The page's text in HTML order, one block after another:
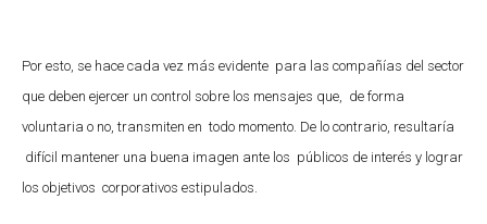
Por esto, se hace cada vez más evidente para las compañías del sector
que deben ejercer un control sobre los mensajes que, de forma
voluntaria o no, transmiten en todo momento. De lo contrario, resultaría
difícil mantener una buena imagen ante los públicos de interés y lograr
los objetivos corporativos estipulados.